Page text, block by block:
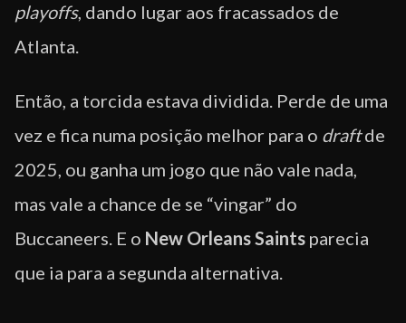
playoffs, dando lugar aos fracassados de
Atlanta.
Então, a torcida estava dividida. Perde de uma
vez e fica numa posição melhor para o draftde
2025, ou ganha um jogo que não vale nada,
mas vale a chance de se “vingar” do
Buccaneers. E o New Orleans Saints parecia
que ia para a segunda alternativa.